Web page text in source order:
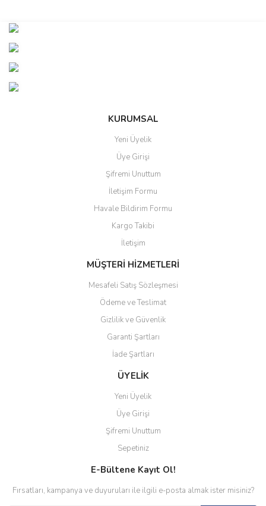
KURUMSAL
Yeni Üyelik
Üye Girişi
Şifremi Unuttum
İletişim Formu
Havale Bildirim Formu
Kargo Takibi
İletişim
MÜŞTERİ HİZMETLERİ
Mesafeli Satış Sözleşmesi
Ödeme ve Teslimat
Gizlilik ve Güvenlik
Garanti Şartları
İade Şartları
ÜYELİK
Yeni Üyelik
Üye Girişi
Şifremi Unuttum
Sepetiniz
E-Bültene Kayıt Ol!
Fırsatları, kampanya ve duyuruları ile ilgili e-posta almak ister misiniz?